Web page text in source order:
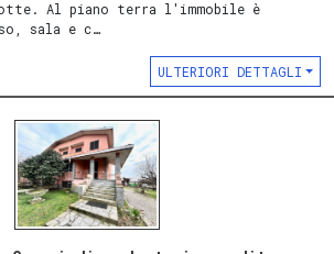
Al piano terra l'immobile è
sala e c…
ULTERIORI DETTAGLI